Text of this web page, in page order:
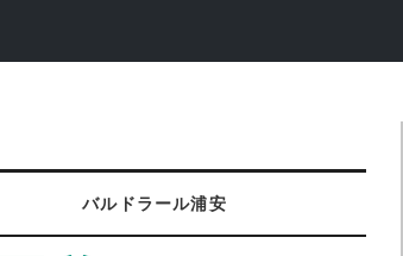
バルドラール浦安